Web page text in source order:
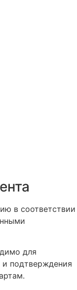
в соответствии
для
подтверждения